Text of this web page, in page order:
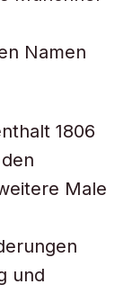
Namen
1806
Male
und